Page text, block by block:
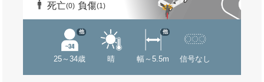
死亡(0) 負傷(1)
25～34歳
他
晴 幅～5.5m
他
信号なし